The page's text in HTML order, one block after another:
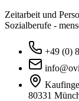
Zeitarbeit und
Sozialberufe -
+49 (0)
80331